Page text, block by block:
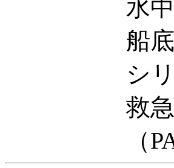
水中
船底
シリンダ
救急救
（PADI